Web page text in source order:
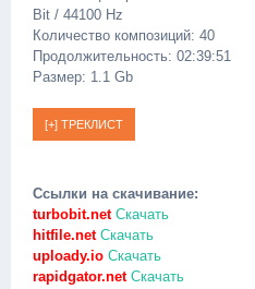
Bit / 44100 Hz
Количество композиций: 40
Продолжительность: 02:39:51
Размер: 1.1 Gb
Ссылки на скачивание:
turbobit.netСкачать
hitfile.netСкачать
uploady.io Скачать
rapidgator.netСкачать